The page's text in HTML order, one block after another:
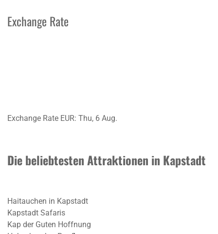
Exchange Rate
Exchange Rate EUR: Thu, 6 Aug.
Die beliebtesten Attraktionen in Kapstadt
Haitauchen in Kapstadt
Kapstadt Safaris
Kap der Guten Hoffnung